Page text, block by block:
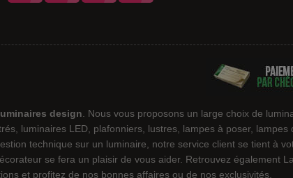
design . Nous vous proposons un large choix de
luminaires LED, plafonniers, lustres, lampes à poser,
technique sur un luminaire, notre service client se tient à
se fera un plaisir de vous aider. Retrouvez également
et profitez de nos bonnes affaires ou de nos exclusivités.